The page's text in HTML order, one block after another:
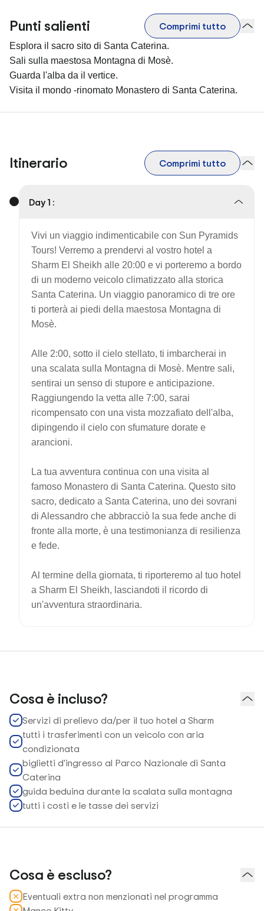
Punti salienti Comprimi tutto
Esplora il sacro sito di Santa Caterina.
Sali sulla maestosa Montagna di Mosè.
Guarda l'alba da il vertice.
Visita il mondo -rinomato Monastero di Santa Caterina.
Itinerario Comprimi tutto
Day 1 :
Vivi un viaggio indimenticabile con Sun Pyramids
Tours! Verremo a prendervi al vostro hotel a
Sharm El Sheikh alle 20:00 e vi porteremo a bordo
di un moderno veicolo climatizzato alla storica
Santa Caterina. Un viaggio panoramico di tre ore
ti porterà ai piedi della maestosa Montagna di
Mosè.
Alle 2:00, sotto il cielo stellato, ti imbarcherai in
una scalata sulla Montagna di Mosè. Mentre sali,
sentirai un senso di stupore e anticipazione.
Raggiungendo la vetta alle 7:00, sarai
ricompensato con una vista mozzafiato dell'alba,
dipingendo il cielo con sfumature dorate e
arancioni.
La tua avventura continua con una visita al
famoso Monastero di Santa Caterina. Questo sito
sacro, dedicato a Santa Caterina, uno dei sovrani
di Alessandro che abbracciò la sua fede anche di
fronte alla morte, è una testimonianza di resilienza
e fede.
Al termine della giornata, ti riporteremo al tuo hotel
a Sharm El Sheikh, lasciandoti il ​​ricordo di
un'avventura straordinaria.
Cosa è incluso?
Servizi di prelievo da/per il tuo hotel a Sharm
tutti i trasferimenti con un veicolo con aria
condizionata
biglietti d'ingresso al Parco Nazionale di Santa
Caterina
guida beduina durante la scalata sulla montagna
tutti i costi e le tasse dei servizi
Cosa è escluso?
Eventuali extra non menzionati nel programma